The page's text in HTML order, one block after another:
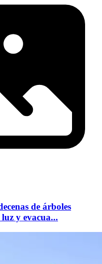
de árboles
y evacua...